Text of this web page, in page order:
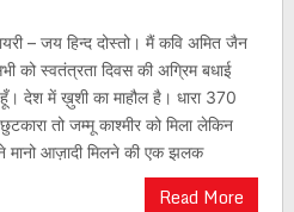
– जय हिन्द दोस्तो। मैं कवि अमित जैन
को स्वतंत्रता दिवस की अग्रिम बधाई
देश में ख़ुशी का माहौल है। धारा 370
तो जम्मू काश्मीर को मिला लेकिन
मानो आज़ादी मिलने की एक झलक
Read More